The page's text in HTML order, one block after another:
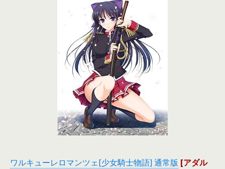
ワルキューレロマンツェ[少女騎士物語] 通常版 [アダル